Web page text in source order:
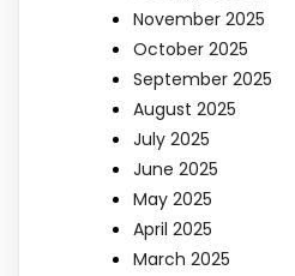
November 2025
October 2025
September 2025
August 2025
July 2025
June 2025
May 2025
April 2025
March 2025